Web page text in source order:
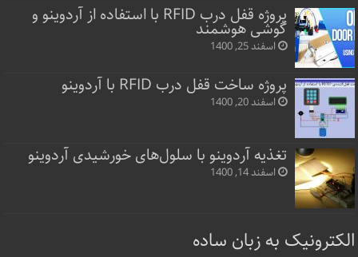
پروژه قفل‌ درب RFID با استفاده از آردوینو و
گوشی هوشمند
اسفند 25, 1400
پروژه ساخت قفل‌ درب RFID با آردوینو
اسفند 20, 1400
تغذیه آردوینو با سلول‌های خورشیدی آردوینو
اسفند 14, 1400
الکترونیک به زبان ساده